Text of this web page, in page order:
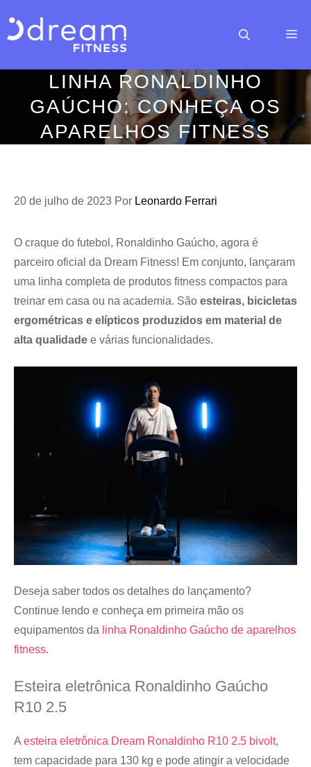
para
conteúdo
LINHA RONALDINHO
GAÚCHO: CONHEÇA OS
APARELHOS FITNESS
20 de julho de 2023 Por Leonardo Ferrari
O craque do futebol, Ronaldinho Gaúcho, agora é
parceiro oficial da Dream Fitness! Em conjunto, lançaram
uma linha completa de produtos fitness compactos para
treinar em casa ou na academia. São esteiras, bicicletas
ergométricas e elípticos produzidos em material de
alta qualidade e várias funcionalidades.
Deseja saber todos os detalhes do lançamento?
Continue lendo e conheça em primeira mão os
equipamentos da linha Ronaldinho Gaúcho de aparelhos
fitness.
Esteira eletrônica Ronaldinho Gaúcho
R10 2.5
A esteira eletrônica Dream Ronaldinho R10 2.5 bivolt,
tem capacidade para 130 kg e pode atingir a velocidade